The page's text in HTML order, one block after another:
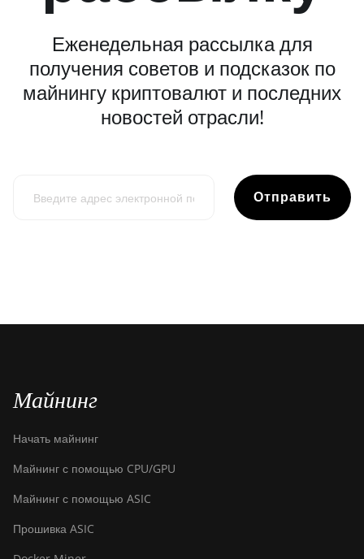
Еженедельная рассылка для
получения советов и подсказок по
майнингу криптовалют и последних
новостей отрасли!
Отправить
Майнинг
Начать майнинг
Майнинг с помощью CPU/GPU
Майнинг с помощью ASIC
Прошивка ASIC